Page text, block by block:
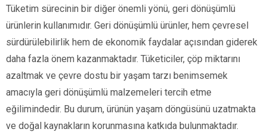
Tüketim sürecinin bir diğer önemli yönü, geri dönüşümlü
ürünlerin kullanımıdır. Geri dönüşümlü ürünler, hem çevresel
sürdürülebilirlik hem de ekonomik faydalar açısından giderek
daha fazla önem kazanmaktadır. Tüketiciler, çöp miktarını
azaltmak ve çevre dostu bir yaşam tarzı benimsemek
amacıyla geri dönüşümlü malzemeleri tercih etme
eğilimindedir. Bu durum, ürünün yaşam döngüsünü uzatmakta
ve doğal kaynakların korunmasına katkıda bulunmaktadır.